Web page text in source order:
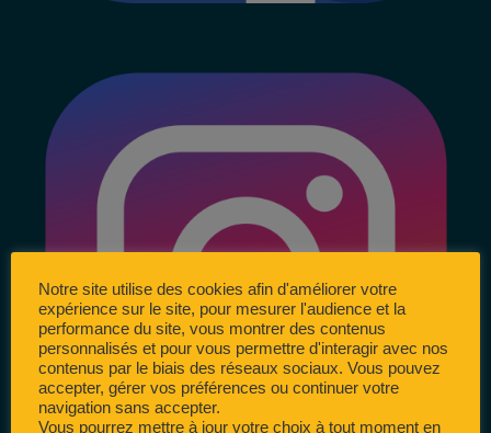
Notre site utilise des cookies afin d'améliorer votre
expérience sur le site, pour mesurer l'audience et la
performance du site, vous montrer des contenus
personnalisés et pour vous permettre d'interagir avec nos
contenus par le biais des réseaux sociaux. Vous pouvez
accepter, gérer vos préférences ou continuer votre
navigation sans accepter.
Vous pourrez mettre à jour votre choix à tout moment en